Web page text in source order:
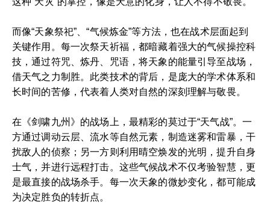
而像“天象祭祀”、“气候炼金”等方法，也在战术层面起到
关键作用。每一次祭天祈福，都暗藏着强大的气候操控科
技，通过符咒、炼丹、咒语，将天象的能量引导至战场，
借天气之力制胜。此类技术的背后，是庞大的学术体系和
长时间的苦修，代表着人类对自然的深刻理解与敬畏。
在《剑啸九州》的战场上，最精彩的莫过于“天气战”。一
方通过调动云层、流水等自然元素，制造迷雾和雷暴，干
扰敌人的侦察；另一方则利用晴空焕发的光明，提升自身
士气，并进行远程打击。这些气候战术不仅考验智慧，更
是最直接的战场杀手。每一次天象的微妙变化，都可能成
为决定胜负的转折点。